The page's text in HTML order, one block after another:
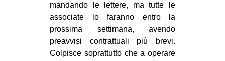
ARTE
CINEMA
MANIFESTI
mandando le lettere, ma tutte le
associate lo faranno entro la
prossima settimana, avendo
preavvisi contrattuali più brevi.
Colpisce soprattutto che a operare